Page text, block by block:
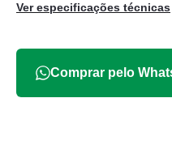
Ver especificações técnicas
Comprar pelo